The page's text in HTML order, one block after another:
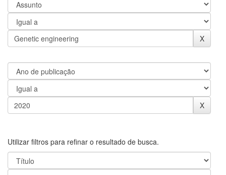
Utilizar filtros para refinar o resultado de busca.